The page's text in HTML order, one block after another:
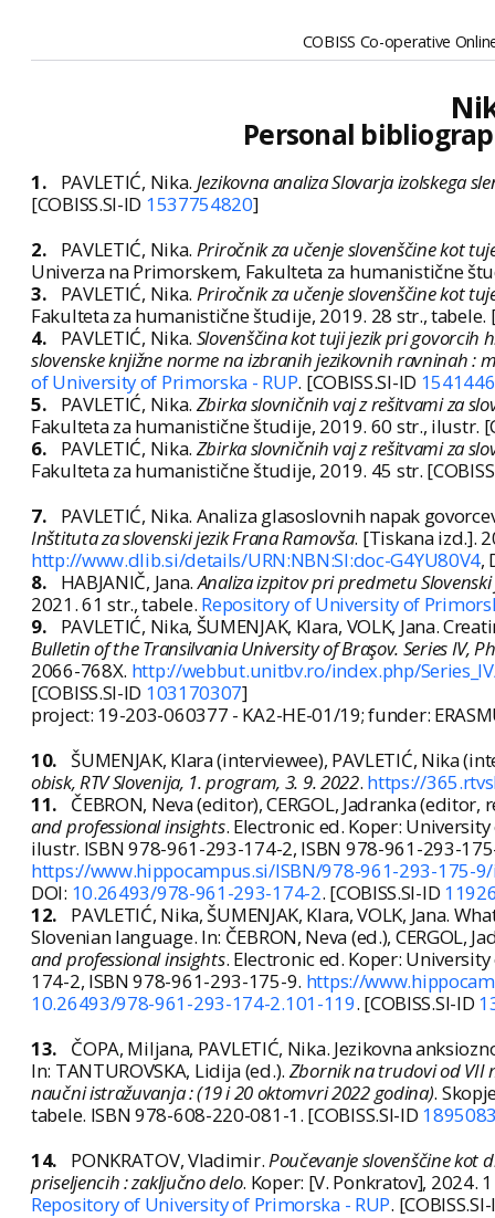
COBISS Co-operative
Personal
1. PAVLETIĆ, Nika. Jezikovna analiza Slovarja izolskega
[COBISS.SI-ID 1537754820]
2.
PAVLETIĆ, Nika. Priročnik za učenje slovenščine kot
Univerza na Primorskem, Fakulteta za humanistične
3.
PAVLETIĆ, Nika. Priročnik za učenje slovenščine kot
Fakulteta za humanistične študije, 2019. 28 str., tabele.
4.
PAVLETIĆ, Nika. Slovenščina kot tuji jezik pri govorcih
slovenske knjižne norme na izbranih jezikovnih ravninah :
of University of Primorska - RUP. [COBISS.SI-ID
5.
PAVLETIĆ, Nika. Zbirka slovničnih vaj z rešitvami za
Fakulteta za humanistične študije, 2019. 60 str., ilustr.
6.
PAVLETIĆ, Nika. Zbirka slovničnih vaj z rešitvami za
Fakulteta za humanistične študije, 2019. 45 str.
7.
PAVLETIĆ, Nika. Analiza glasoslovnih napak
Inštituta za slovenski jezik Frana Ramovša. [Tiskana izd.].
http://www.dlib.si/details/URN:NBN:SI:doc-G4YU80V4,
8.
HABJANIČ, Jana.Analiza izpitov pri predmetu
2021. 61 str., tabele. Repository of University of
9.
PAVLETIĆ, Nika, ŠUMENJAK, Klara, VOLK, Jana.
Bulletin of the Transilvania University of Braşov. Series IV,
2066-768X. http://webbut.unitbv.ro/index.php/
[COBISS.SI-ID 103170307]
project: 19-203-060377 - KA2-HE-01/19; funder:
10. ŠUMENJAK, Klara (interviewee), PAVLETIĆ, Nika
obisk, RTV Slovenija, 1. program, 3. 9. 2022. https://
11.
ČEBRON, Neva (editor), CERGOL, Jadranka
and professional insights. Electronic ed. Koper:
ilustr. ISBN 978-961-293-174-2, ISBN 978-961-293-
https://www.hippocampus.si/ISBN/978-961-293-175-
DOI: 10.26493/978-961-293-174-2. [COBISS.SI-ID
12.
PAVLETIĆ, Nika, ŠUMENJAK, Klara, VOLK, Jana.
Slovenian language. In: ČEBRON, Neva (ed.), CERGOL,
and professional insights. Electronic ed. Koper:
174-2, ISBN 978-961-293-175-9. https://
10.26493/978-961-293-174-2.101-119. [COBISS.SI-ID
13.
ČOPA, Miljana, PAVLETIĆ, Nika. Jezikovna
In: TANTUROVSKA, Lidija (ed.). Zbornik na trudovi od VII
naučni istražuvanja : (19 i 20 oktomvri 2022 godina).
tabele. ISBN 978-608-220-081-1. [COBISS.SI-ID
14.
PONKRATOV, Vladimir.Poučevanje slovenščine kot
priseljencih : zaključno delo. Koper: [V. Ponkratov], 2024.
Repository of University of Primorska - RUP.